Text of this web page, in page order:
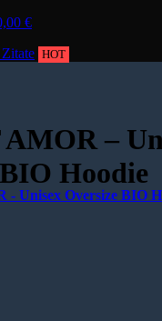
€
HOT
–
Hoodie